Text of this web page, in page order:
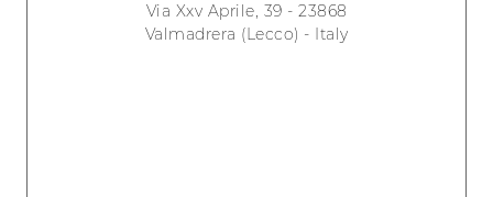
Via Xxv Aprile, 39 - 23868
Valmadrera (Lecco) - Italy